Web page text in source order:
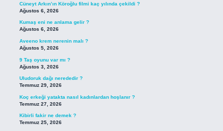
Cüneyt Arkın’ın Köroğlu filmi kaç yılında çekildi ?
Ağustos 6, 2026
Kumaş eni ne anlama gelir ?
Ağustos 6, 2026
Aveeno krem nerenin malı ?
Ağustos 5, 2026
9 Taş oyunu var mı ?
Ağustos 3, 2026
Uludoruk dağı nerededir ?
Temmuz 29, 2026
Koç erkeği yatakta nasıl kadınlardan hoşlanır ?
Temmuz 27, 2026
Kibirli fakir ne demek ?
Temmuz 25, 2026